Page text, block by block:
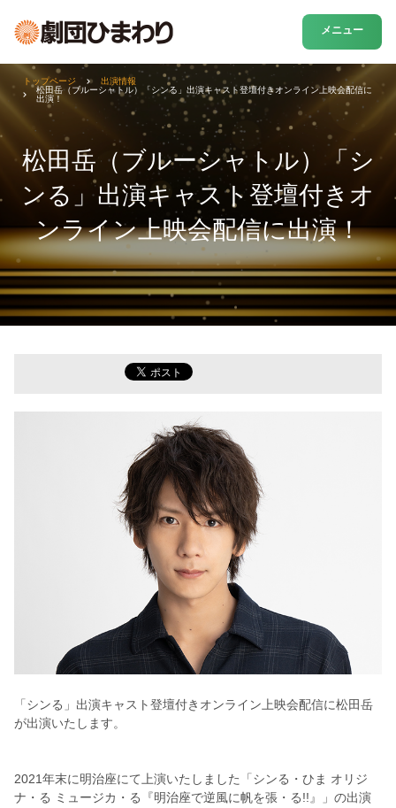
メニュー
松田岳（ブルーシャトル）「シ
ンる」出演キャスト登壇付きオ
ンライン上映会配信に出演！
トップページ
出演情報
松田岳（ブルーシャトル）「シンる」出演キャスト登壇付きオンライン上映会配信に
出演！
「シンる」 出演キャスト登壇付きオンライン上映会配信に松田岳
が出演いたし ます。
2021年末に明治座にて上演いたしました「シンる・ひま オリジ
ナ・る ミュージカ・る『明治座で逆風に帆を張・る!!』」 の出演